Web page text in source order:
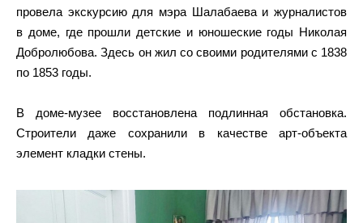
провела экскурсию для мэра Шалабаева и журналистов
в доме, где прошли детские и юношеские годы Николая
Добролюбова. Здесь он жил со своими родителями с 1838
по 1853 годы.
В доме-музее восстановлена подлинная обстановка.
Строители даже сохранили в качестве арт-объекта
элемент кладки стены.